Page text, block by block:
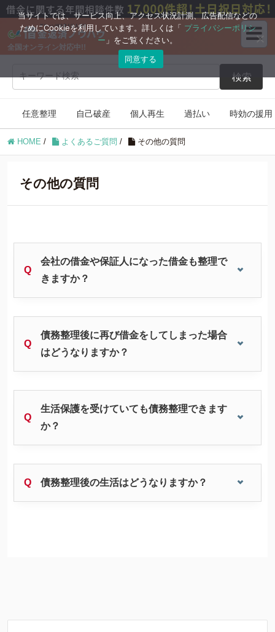
全国オンライン対応中!!
検索
ブログコンテンツ
任意整理
時効の援用 住宅ローン
借金返済の知識
グリーン司法書士法人について
任意整理 自己破産 個人再生 過払い 時効の援用
HOME / よくあるご質問 / その他の質問
その他の質問
会社の借金や保証人になった借金も整理で
きますか？
債務整理後に再び借金をしてしまった場合
はどうなりますか？
生活保護を受けていても債務整理できます
か？
債務整理後の生活はどうなりますか？
当サイトでは、サービス向上、アクセス状況計測、広告配信などの
ためにCookieを利用しています。詳しくは「 プライバシーポリシ
ー 」をご覧ください。
同意する